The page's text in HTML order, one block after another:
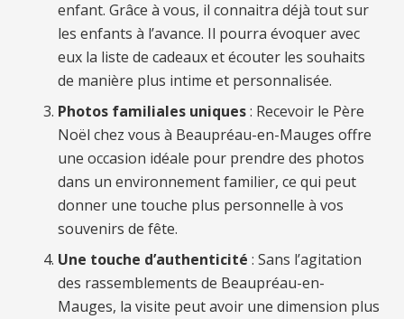
enfant. Grâce à vous, il connaitra déjà tout sur
les enfants à l’avance. Il pourra évoquer avec
eux la liste de cadeaux et écouter les souhaits
de manière plus intime et personnalisée.
Photos familiales uniques: Recevoir le Père
Noël chez vous à Beaupréau-en-Mauges offre
une occasion idéale pour prendre des photos
dans un environnement familier, ce qui peut
donner une touche plus personnelle à vos
souvenirs de fête.
Une touche d’authenticité : Sans l’agitation
des rassemblements de Beaupréau-en-
Mauges, la visite peut avoir une dimension plus